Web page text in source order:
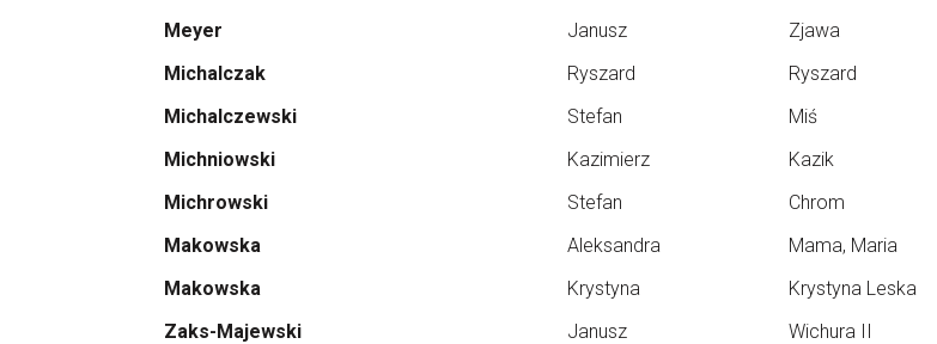
Meyer
Janusz Zjawa
Michalczak
Ryszard Ryszard
Michalczewski
Stefan Miś
Michniowski
Kazimierz Kazik
Michrowski
Stefan Chrom
Makowska
Aleksandra Mama, Maria
Makowska
Krystyna Krystyna Leska
Zaks-Majewski
Janusz Wichura II